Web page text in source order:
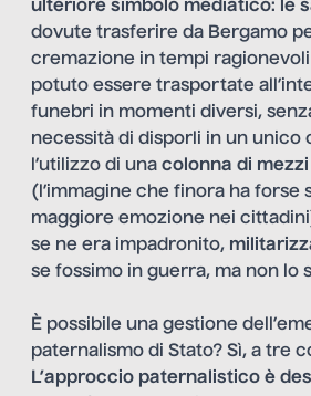
ulteriore simbolo mediatico: le
dovute trasferire da Bergamo
cremazione in tempi
potuto essere trasportate
funebri in momenti diversi,
necessità di disporli in un unico
l’utilizzo di una colonna di
(l’immagine che finora ha forse
maggiore emozione nei
se ne era impadronito,
se fossimo in guerra, ma non lo
È possibile una gestione
paternalismo di Stato? Sì, a tre
L’approccio paternalistico è